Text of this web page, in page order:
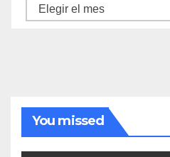
Archivo
You missed